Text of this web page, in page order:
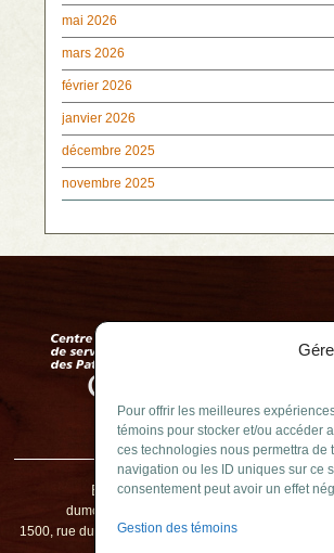
Pour offrir les meilleures
témoins pour stocker et/ou accéder
ces technologies nous permettra de
navigation ou les ID uniques sur ce
consentement peut avoir un effet
Gestion des témoins
mai 2026
mars 2026
février 2026
janvier 2026
décembre 2025
novembre 2025
École Du Moulin
dumoulin@cssp.gouv.qc.ca
1500, rue du Moulin, Sainte-Julie (Québec)